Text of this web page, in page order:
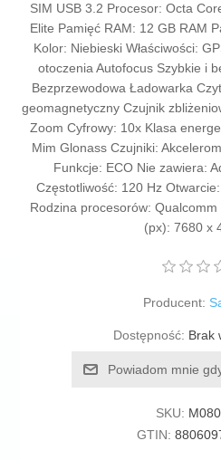
SIM USB 3.2 Procesor: Octa
Elite Pamięć RAM: 12 GB RAM
Kolor: Niebieski Właściwości:
otoczenia Autofocus Szybkie i
Bezprzewodowa Ładowarka
geomagnetyczny Czujnik
Zoom Cyfrowy: 10x Klasa
Mim Glonass Czujniki:
Funkcje: ECO Nie zawiera:
Częstotliwość: 120 Hz
Rodzina procesorów:
(px): 7680 x
Producent:
Dostępność: Brak
Powiadom mnie
SKU:
GTIN: